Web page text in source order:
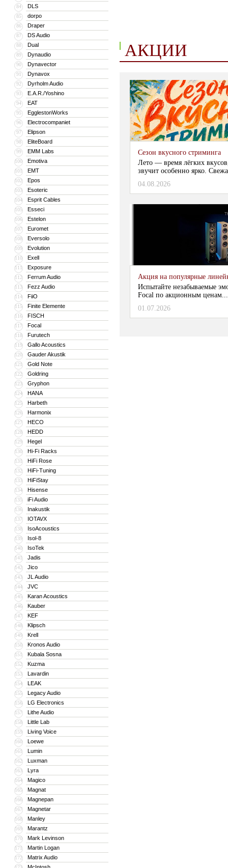
84 DLS
85 dorpo
86 Draper
87 DS Audio
88 Dual
89 Dynaudio
90 Dynavector
91 Dynavox
92 Dyrholm Audio
93 E.A.R./Yoshino
94 EAT
95 EgglestonWorks
96 Electrocompaniet
97 Elipson
98 EliteBoard
99 EMM Labs
100 Emotiva
101 EMT
102 Epos
103 Esoteric
104 Esprit Cables
105 Esseci
106 Estelon
107 Euromet
108 Eversolo
109 Evolution
110 Exell
111 Exposure
112 Ferrum Audio
113 Fezz Audio
114 FiiO
115 Finite Elemente
116 FISCH
117 Focal
118 Furutech
119 Gallo Acoustics
120 Gauder Akustik
121 Gold Note
122 Goldring
123 Gryphon
124 HANA
125 Harbeth
126 Harmonix
127 HECO
128 HEDD
129 Hegel
130 Hi-Fi Racks
131 HiFi Rose
132 HiFi-Tuning
133 HiFiStay
134 Hisense
135 iFi Audio
136 Inakustik
137 IOTAVX
138 IsoAcoustics
139 Isol-8
140 IsoTek
141 Jadis
142 Jico
143 JL Audio
144 JVC
145 Karan Acoustics
146 Kauber
147 KEF
148 Klipsch
149 Krell
150 Kronos Audio
151 Kubala Sosna
152 Kuzma
153 Lavardin
154 LEAK
155 Legacy Audio
156 LG Electronics
157 Lithe Audio
158 Little Lab
159 Living Voice
160 Loewe
161 Lumin
162 Luxman
163 Lyra
164 Magico
165 Magnat
166 Magnepan
167 Magnetar
168 Manley
169 Marantz
170 Mark Levinson
171 Martin Logan
172 Matrix Audio
АКЦИИ
Сезон вкусного стриминга
Лето — время лёгких
звучит особенно ярко.
04.08.2026
Акция на популярные
Испытайте незабываемые
Focal по акционным
01.07.2026